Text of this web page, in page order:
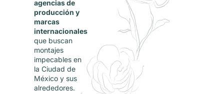
agencias de
producción y
marcas
internacionales
que buscan
montajes
impecables en
la Ciudad de
México y sus
alrededores.